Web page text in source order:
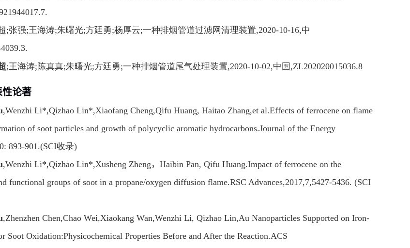
;张强;王海涛;朱曙光;方廷勇;杨厚云;一种排烟管道过滤网清理装置,2020-10-16,中
;王海涛; 陈真真;朱曙光;方廷勇;一种排烟管道尾气处理装置,2020-10-02,中国 ,ZL202020015036.8
性论著
,Wenzhi Li*,Qizhao Lin*,Xiaofang Cheng,Qifu Huang, Haitao Zhang,et al.Effects of ferrocene on flame
of soot particles and growth of polycyclic aromatic hydrocarbons.Journal of the Energy
893-901.(SCI收录)
,Wenzhi Li*,Qizhao Lin*,Xusheng Zheng ，Haibin Pan, Qifu Huang.Impact of ferrocene on the
functional groups of soot in a propane/oxygen diffusion flame.RSC Advances,2017,7,5427-5436. (SCI
,Zhenzhen Chen,Chao Wei,Xiaokang Wan,Wenzhi Li, Qizhao Lin,Au Nanoparticles Supported on Iron-
Soot Oxidation:Physicochemical Properties Before and After the Reaction.ACS